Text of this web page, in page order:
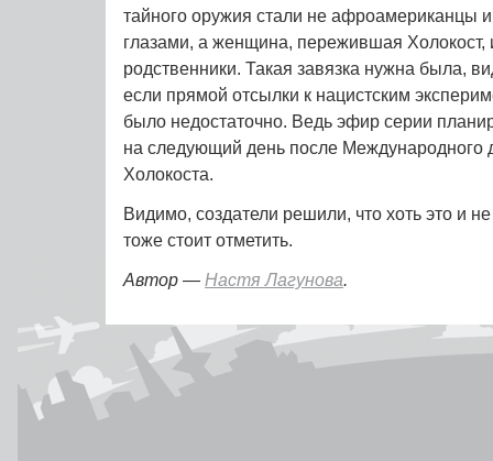
тайного оружия стали не афроамериканцы
глазами, а женщина, пережившая Холокост,
родственники. Такая завязка нужна была,
если прямой отсылки к нацистским
было недостаточно. Ведь эфир серии
на следующий день после Международного
Холокоста.
Видимо, создатели решили, что хоть это и
тоже стоит отметить.
Автор — Настя Лагунова.